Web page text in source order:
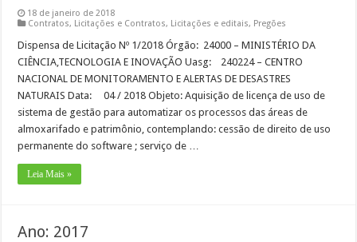
18 de janeiro de 2018
Contratos, Licitações e Contratos, Licitações e editais, Pregões
Dispensa de Licitação Nº 1/2018 Órgão: 24000 – MINISTÉRIO DA
CIÊNCIA,TECNOLOGIA E INOVAÇÃO Uasg: 240224 – CENTRO
NACIONAL DE MONITORAMENTO E ALERTAS DE DESASTRES
NATURAIS Data: 04 / 2018 Objeto: Aquisição de licença de uso de
sistema de gestão para automatizar os processos das áreas de
almoxarifado e patrimônio, contemplando: cessão de direito de uso
permanente do software ; serviço de …
Leia Mais »
Ano: 2017